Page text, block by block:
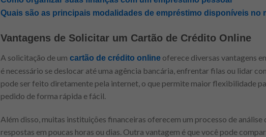
Quais são as principais modalidades de empréstimo disponíveis no
Vantagens de Solicitar um Cartão de Crédito Online
A solicitação de um cartão de crédito online oferece diversas vantagens
é necessário se deslocar até uma agência bancária, enfrentar filas ou lidar
pode ser feito diretamente pela internet, o que permite maior flexibilidade
pedido de forma rápida e fácil.
Além disso, muitas instituições financeiras oferecem um processo de
respostas em poucas horas ou dias. Outra vantagem é que você pode